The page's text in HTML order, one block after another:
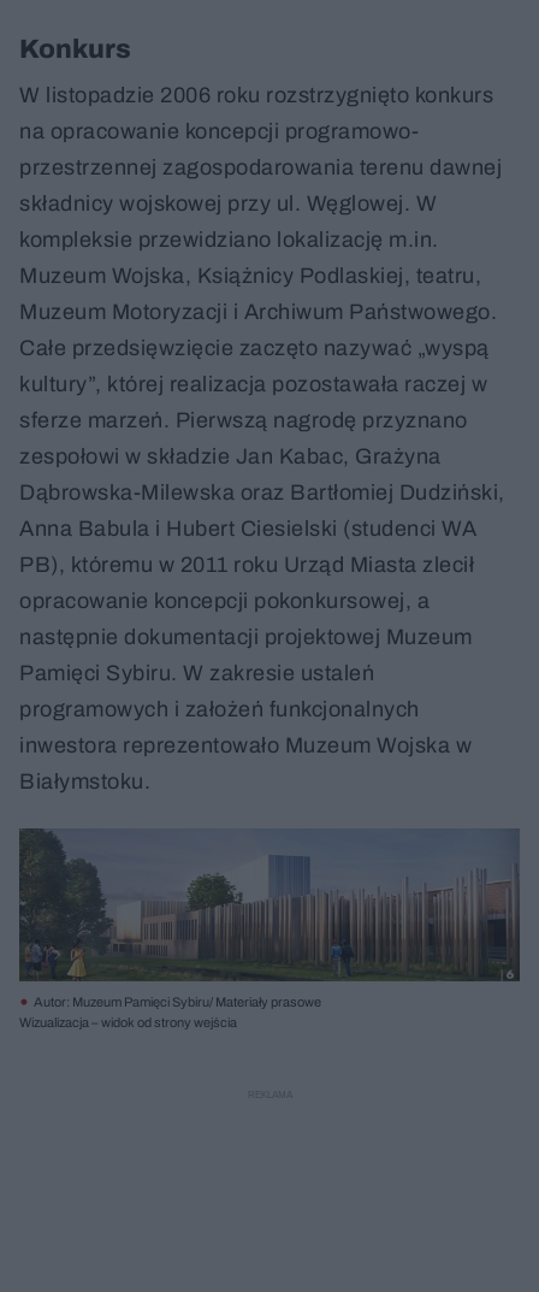
Konkurs
W listopadzie 2006 roku rozstrzygnięto konkurs
na opracowanie koncepcji programowo-
przestrzennej zagospodarowania terenu dawnej
składnicy wojskowej przy ul. Węglowej. W
kompleksie przewidziano lokalizację m.in.
Muzeum Wojska, Książnicy Podlaskiej, teatru,
Muzeum Motoryzacji i Archiwum Państwowego.
Całe przedsięwzięcie zaczęto nazywać „wyspą
kultury”, której realizacja pozostawała raczej w
sferze marzeń. Pierwszą nagrodę przyznano
zespołowi w składzie Jan Kabac, Grażyna
Dąbrowska-Milewska oraz Bartłomiej Dudziński,
Anna Babula i Hubert Ciesielski (studenci WA
PB), któremu w 2011 roku Urząd Miasta zlecił
opracowanie koncepcji pokonkursowej, a
następnie dokumentacji projektowej Muzeum
Pamięci Sybiru. W zakresie ustaleń
programowych i założeń funkcjonalnych
inwestora reprezentowało Muzeum Wojska w
Białymstoku.
Autor: Muzeum Pamięci Sybiru/ Materiały prasowe
Wizualizacja – widok od strony wejścia